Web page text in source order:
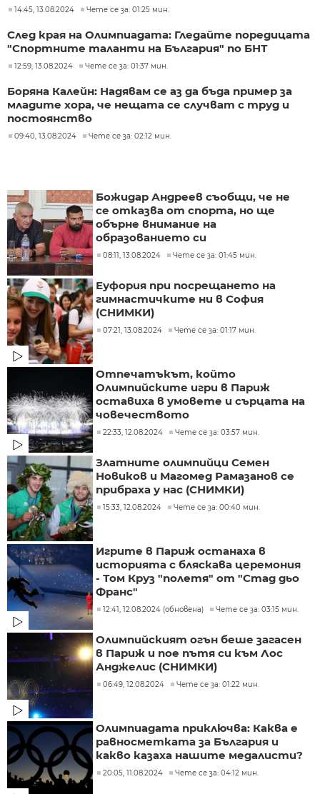
14:45, 13.08.2024 Чете се за: 01:25 мин.
След края на Олимпиадата: Гледайте поредицата
"Спортните таланти на България" по БНТ
12:59, 13.08.2024 Чете се за: 01:37 мин.
Боряна Калейн: Надявам се аз да бъда пример за
младите хора, че нещата се случват с труд и
постоянство
09:40, 13.08.2024 Чете се за: 02:12 мин.
Божидар Андреев съобщи, че не
се отказва от спорта, но ще
обърне внимание на
образованието си
08:11, 13.08.2024 Чете се за: 01:45 мин.
Еуфория при посрещането на
гимнастичките ни в София
(СНИМКИ)
07:21, 13.08.2024 Чете се за: 01:17 мин.
Отпечатъкът, който
Олимпийските игри в Париж
оставиха в умовете и сърцата на
човечеството
22:33, 12.08.2024 Чете се за: 03:57 мин.
Златните олимпийци Семен
Новиков и Магомед Рамазанов се
прибраха у нас (СНИМКИ)
15:33, 12.08.2024 Чете се за: 00:40 мин.
Игрите в Париж останаха в
историята с бляскава церемония
- Том Круз "полетя" от "Стад дьо
Франс"
12:41, 12.08.2024 (обновена) Чете се за: 03:15 мин.
Олимпийският огън беше загасен
в Париж и пое пътя си към Лос
Анджелис (СНИМКИ)
06:49, 12.08.2024 Чете се за: 01:22 мин.
Олимпиадата приключва: Каква е
равносметката за България и
какво казаха нашите медалисти?
20:05, 11.08.2024 Чете се за: 04:12 мин.